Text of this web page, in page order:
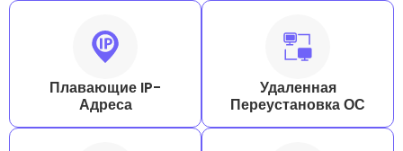
Плавающие IP-
Адреса
Удаленная
Переустановка ОС